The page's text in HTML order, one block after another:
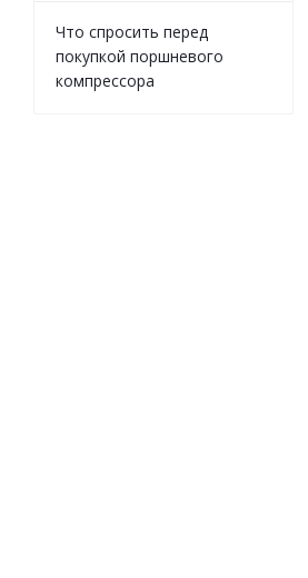
Что спросить перед
покупкой поршневого
компрессора